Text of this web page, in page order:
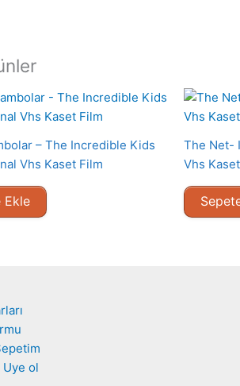
– The Incredible Kids
Vhs Kaset Film
Ekle
The Net-
Vhs
Uye ol